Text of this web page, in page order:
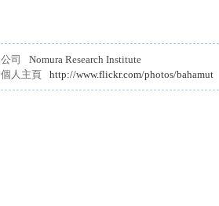
公司
Nomura Research Institute
個人主頁 http://www.flickr.com/photos/bahamut